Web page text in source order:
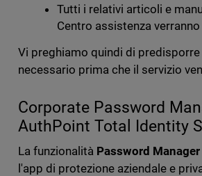
Tutti i relativi articoli e
Centro assistenza
Vi preghiamo quindi di
necessario prima che il servizio
Corporate Password
AuthPoint Total Identity
La funzionalità Password Manager
l'app di protezione aziendale e